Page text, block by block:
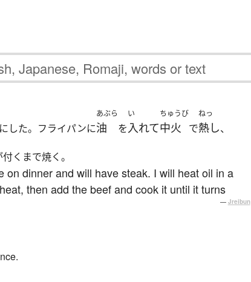
した。フライパンに
あぶら
油 を
い
入れて
ちゅうび
中火 で
ねっ
熱し、
付くまで焼く。
on dinner and will have steak. I will heat oil in a
then add the beef and cook it until it turns
— Jreibun